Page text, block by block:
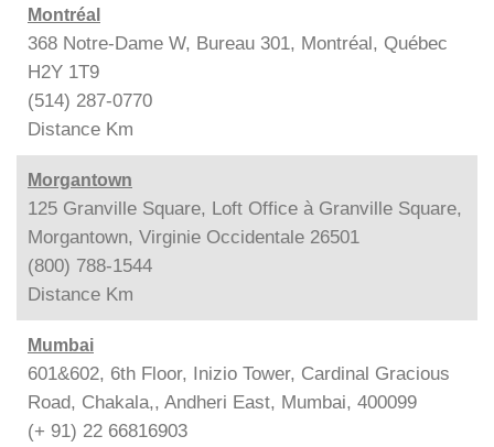
Montréal
368 Notre-Dame W, Bureau 301, Montréal, Québec
H2Y 1T9
(514) 287-0770
Distance Km
Morgantown
125 Granville Square, Loft Office à Granville Square,
Morgantown, Virginie Occidentale 26501
(800) 788-1544
Distance Km
Mumbai
601&602, 6th Floor, Inizio Tower, Cardinal Gracious
Road, Chakala,, Andheri East, Mumbai, 400099
(+ 91) 22 66816903